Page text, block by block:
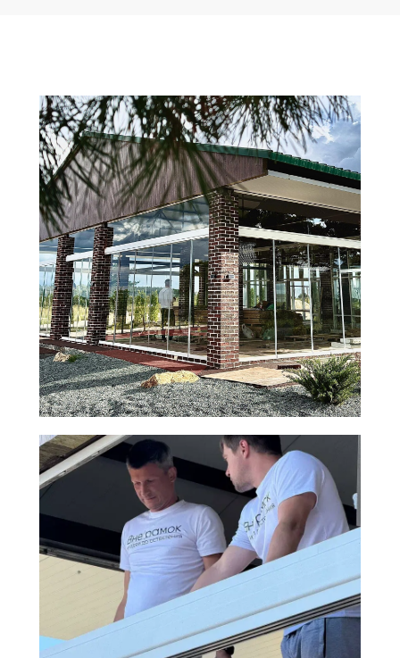
62
Получить консультацию
Дизайн и
другие
полезные
фишки
Рамы с
ПВХ-окна могут
быть не только
белыми, но и
фактур, например,
"под дерево"
покраской в
любой цвет по
RAL